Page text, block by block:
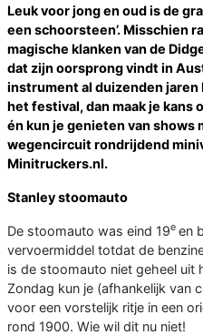
Leuk voor jong en oud is de
een schoorsteen’. Misschien
magische klanken van de
dat zijn oorsprong vindt in
instrument al duizenden jaren
het festival, dan maak je kans
én kun je genieten van shows
wegencircuit rondrijdend
Minitruckers.nl.
Stanley stoomauto
De stoomauto was eind 19e en
vervoermiddel totdat de
is de stoomauto niet geheel uit
Zondag kun je (afhankelijk van
voor een vorstelijk ritje in een
rond 1900. Wie wil dit nu niet!